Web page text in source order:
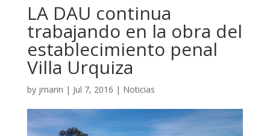
LA DAU continua
trabajando en la obra del
establecimiento penal
Villa Urquiza
by jmarin | Jul 7, 2016 | Noticias